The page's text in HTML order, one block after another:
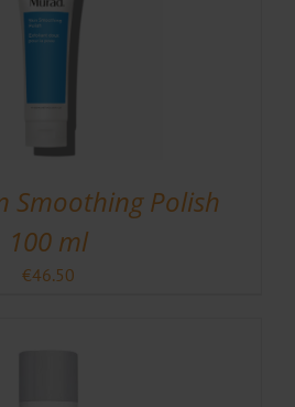
Smoothing Polish
100 ml
€46.50